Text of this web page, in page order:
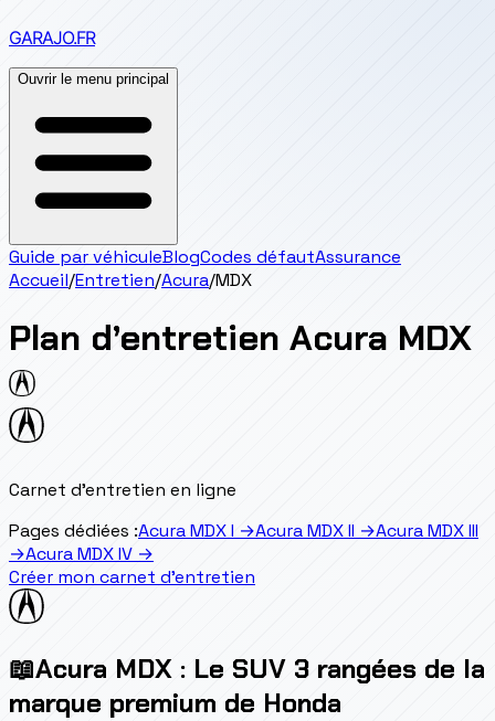
GARAJO.FR
Ouvrir le menu principal
Guide par véhiculeBlogCodes défautAssurance
Accueil/Entretien/Acura/MDX
Plan d’entretien Acura MDX
Carnet d'entretien en ligne
Pages dédiées :Acura MDX I →Acura MDX II →Acura MDX III
→Acura MDX IV →
Créer mon carnet d'entretien
📖Acura MDX : Le SUV 3 rangées de la
marque premium de Honda